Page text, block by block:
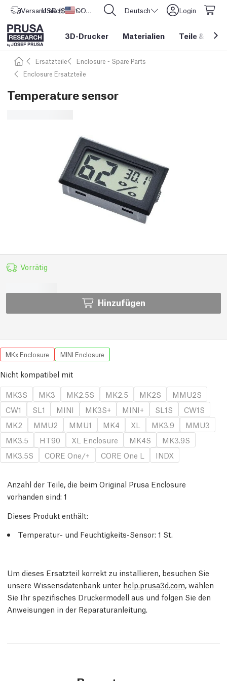
Versand nach Vereinigte Staaten
USD ($) CORE One L: Jetzt auf Lager! Deutsch Login
3D-Drucker Materialien Teile &
Ersatzteile
Enclosure - Spare Parts
Enclosure Ersatzteile
Temperature sensor
Vorrätig
Hinzufügen
MKx Enclosure MINI Enclosure
Nicht kompatibel mit
MK3S
MK3 MK2.5S MK2.5 MK2S
MMU2S
CW1
SL1 MINI MK3S+ MINI+ SL1S
CW1S
MK2
MMU2 MMU1 MK4 XL MK3.9
MMU3
MK3.5
HT90 XL Enclosure MK4S
MK3.9S
MK3.5S
CORE One/+ CORE One L INDX
Anzahl der Teile, die beim Original Prusa Enclosure
vorhanden sind: 1
Dieses Produkt enthält:
Temperatur- und Feuchtigkeits-Sensor: 1 St.
Um dieses Ersatzteil korrekt zu installieren, besuchen Sie
unsere Wissensdatenbank unter help.prusa3d.com, wählen
Sie Ihr spezifisches Druckermodell aus und folgen Sie den
Anweisungen in der Reparaturanleitung.